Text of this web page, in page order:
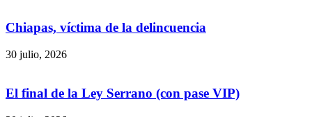
Chiapas, víctima de la delincuencia
30 julio, 2026
El final de la Ley Serrano (con pase VIP)